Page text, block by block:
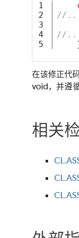
1
2
3
4
//
//
在该修正代
void，并遵
相关